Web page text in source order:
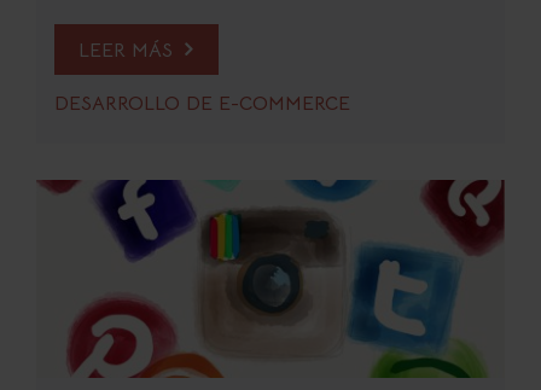
LEER MÁS
DESARROLLO DE E-COMMERCE